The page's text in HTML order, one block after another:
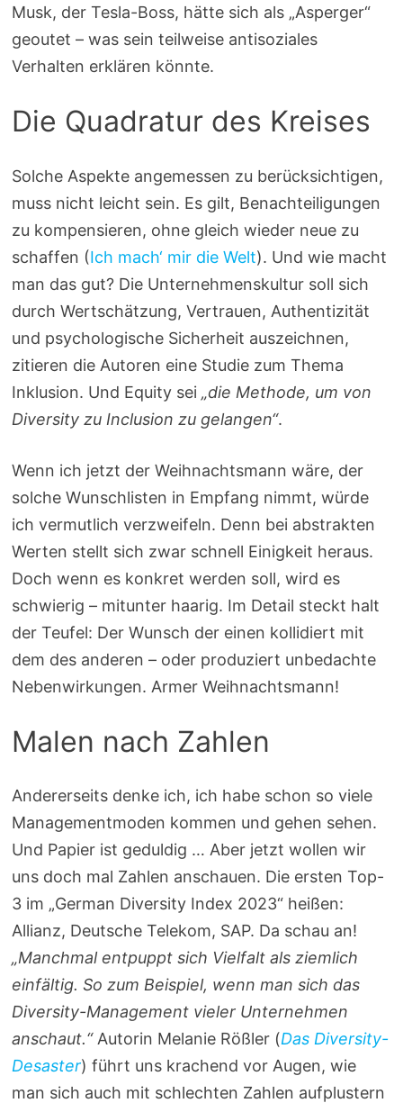
Musk, der Tesla-Boss, hätte sich als „Asperger“
geoutet – was sein teilweise antisoziales
Verhalten erklären könnte.
Die Quadratur des Kreises
Solche Aspekte angemessen zu berücksichtigen,
muss nicht leicht sein. Es gilt, Benachteiligungen
zu kompensieren, ohne gleich wieder neue zu
schaffen (Ich mach‘ mir die Welt). Und wie macht
man das gut? Die Unternehmenskultur soll sich
durch Wertschätzung, Vertrauen, Authentizität
und psychologische Sicherheit auszeichnen,
zitieren die Autoren eine Studie zum Thema
Inklusion. Und Equity sei„die Methode, um von
Diversity zu Inclusion zu gelangen“.
Wenn ich jetzt der Weihnachtsmann wäre, der
solche Wunschlisten in Empfang nimmt, würde
ich vermutlich verzweifeln. Denn bei abstrakten
Werten stellt sich zwar schnell Einigkeit heraus.
Doch wenn es konkret werden soll, wird es
schwierig – mitunter haarig. Im Detail steckt halt
der Teufel: Der Wunsch der einen kollidiert mit
dem des anderen – oder produziert unbedachte
Nebenwirkungen. Armer Weihnachtsmann!
Malen nach Zahlen
Andererseits denke ich, ich habe schon so viele
Managementmoden kommen und gehen sehen.
Und Papier ist geduldig … Aber jetzt wollen wir
uns doch mal Zahlen anschauen. Die ersten Top-
3 im „German Diversity Index 2023“ heißen:
Allianz, Deutsche Telekom, SAP. Da schau an!
„Manchmal entpuppt sich Vielfalt als ziemlich
einfältig. So zum Beispiel, wenn man sich das
Diversity-Management vieler Unternehmen
anschaut.“Autorin Melanie Rößler (Das Diversity-
Desaster) führt uns krachend vor Augen, wie
man sich auch mit schlechten Zahlen aufplustern